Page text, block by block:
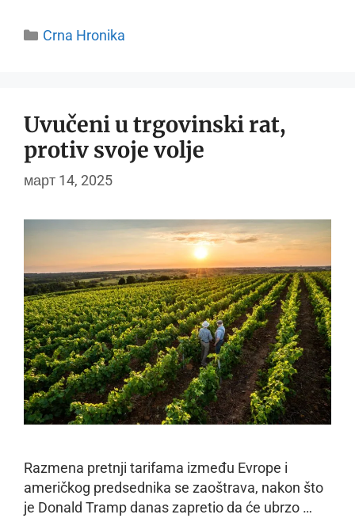
Categories
Crna Hronika
Uvučeni u trgovinski rat,
protiv svoje volje
март 14, 2025
Razmena pretnji tarifama između Evrope i
američkog predsednika se zaoštrava, nakon što
je Donald Tramp danas zapretio da će ubrzo …